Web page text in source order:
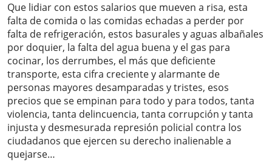
Que lidiar con estos salarios que mueven a risa, esta
falta de comida o las comidas echadas a perder por
falta de refrigeración, estos basurales y aguas albañales
por doquier, la falta del agua buena y el gas para
cocinar, los derrumbes, el más que deficiente
transporte, esta cifra creciente y alarmante de
personas mayores desamparadas y tristes, esos
precios que se empinan para todo y para todos, tanta
violencia, tanta delincuencia, tanta corrupción y tanta
injusta y desmesurada represión policial contra los
ciudadanos que ejercen su derecho inalienable a
quejarse…